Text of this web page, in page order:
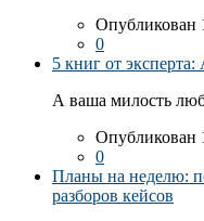
Опубликован
0
5 книг от
А ваша милость
Опубликован
0
Планы на неделю:
разборов кейсов